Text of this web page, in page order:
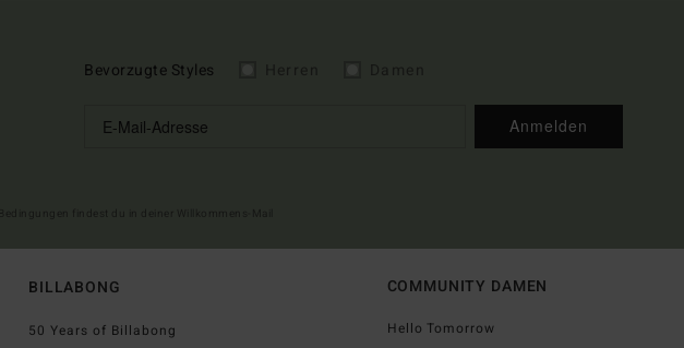
Bevorzugte Styles
Anmelden
BILLABONG
50 Years of Billabong
COMMUNITY DAMEN
Hello Tomorrow